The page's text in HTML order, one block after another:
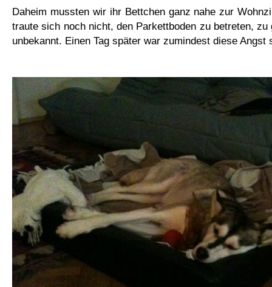
Daheim mussten wir ihr Bettchen ganz nahe zur
traute sich noch nicht, den Parkettboden zu betreten,
unbekannt. Einen Tag später war zumindest diese Angst